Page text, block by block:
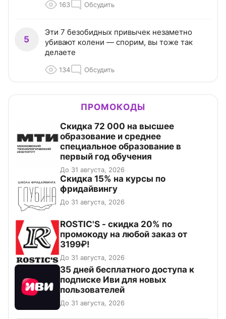
163 Обсудить
5
Эти 7 безобидных привычек незаметно
убивают колени — спорим, вы тоже так
делаете
134 Обсудить
ПРОМОКОДЫ
Скидка 72 000 на высшее
образование и среднее
специальное образование в
первый год обучения
До 31 августа, 2026
Скидка 15% на курсы по
фридайвингу
До 31 августа, 2026
ROSTIC'S - скидка 20% по
промокоду на любой заказ от
3199₽!
До 31 августа, 2026
35 дней бесплатного доступа к
подписке Иви для новых
пользователей
До 31 августа, 2026